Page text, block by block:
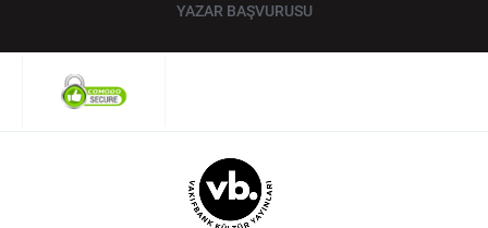
YAZAR BAŞVURUSU